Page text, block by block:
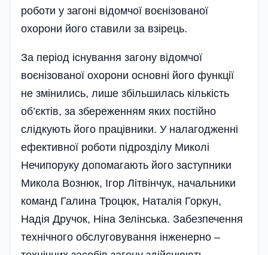
роботи у загоні відомчої воєнізованої
охорони його ставили за взірець.
За період існування загону відомчої
воєнізованої охорони основні його функції
не змінились, лише збільшилась кількість
об’єктів, за збереженням яких постійно
слідкують його працівники. У налагодженні
ефективної роботи підрозділу Миколі
Нечипоруку допомагають його заступники
Микола Вознюк, Ігор Літвінчук, начальники
команд Галина Троцюк, Наталія Горкун,
Надія Дручок, Ніна Зелі­нська. Забезпечення
технічного обслуговування інженерно –